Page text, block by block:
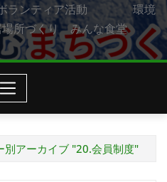
ボランティア活動 環境
づくり みんな食堂
別アーカイブ "20.会員制度"